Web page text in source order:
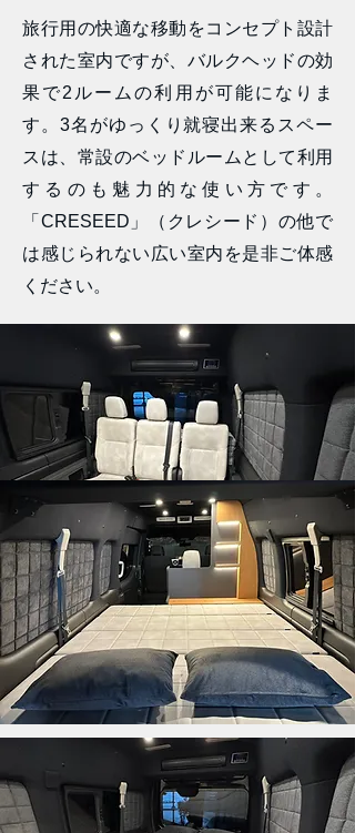
旅行用の快適な移動をコンセプト設計
された室内ですが、バルクヘッドの効
果で2ルームの利用が可能になりま
す。3名がゆっくり就寝出来るスペー
スは、常設のベッドルームとして利用
するのも魅力的な使い方です。
「CRESEED」（クレシード）の他で
は感じられない広い室内を是非ご体感
ください。